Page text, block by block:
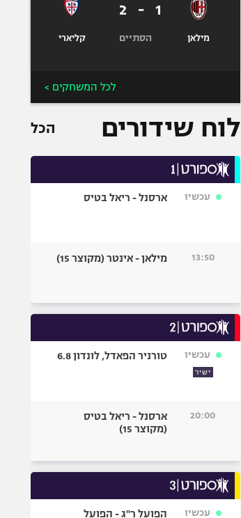
מילאן
1
-
2
הסתיים קליארי
לכל המשחקים >
לוח שידורים הכל
עכשיו ארסנל - ריאל בטיס
13:50 מילאן - אינטר (מקוצר 15)
עכשיו
ישיר
טורניר הפאדל, לונדון 6.8
20:00
ארסנל - ריאל בטיס
(מקוצר 15)
עכשיו
הפועל ר"ג - הפועל